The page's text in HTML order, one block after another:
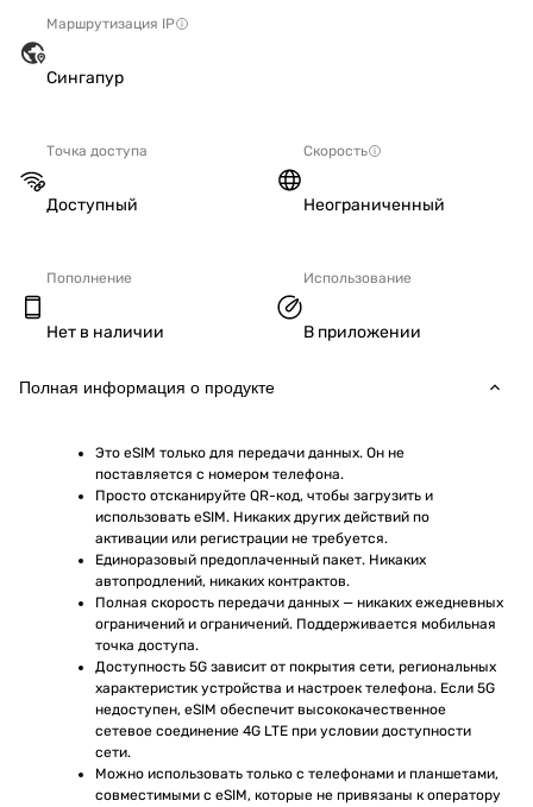
Маршрутизация IP
Сингапур
Точка доступа
Доступный
Скорость
Неограниченный
Пополнение
Нет в наличии
Использование
В приложении
Полная информация о продукте
Это eSIM только для передачи данных. Он не
поставляется с номером телефона.
Просто отсканируйте QR-код, чтобы загрузить и
использовать eSIM. Никаких других действий по
активации или регистрации не требуется.
Единоразовый предоплаченный пакет. Никаких
автопродлений, никаких контрактов.
Полная скорость передачи данных — никаких ежедневных
ограничений и ограничений. Поддерживается мобильная
точка доступа.
Доступность 5G зависит от покрытия сети, региональных
характеристик устройства и настроек телефона. Если 5G
недоступен, eSIM обеспечит высококачественное
сетевое соединение 4G LTE при условии доступности
сети.
Можно использовать только с телефонами и планшетами,
совместимыми с eSIM, которые не привязаны к оператору